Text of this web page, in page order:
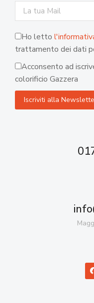
Ho letto
trattamento dei dati
Acconsento ad
colorificio Gazzera